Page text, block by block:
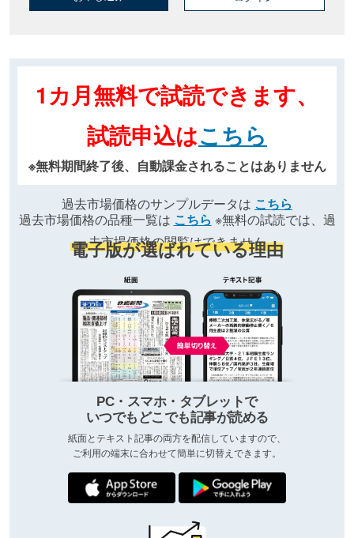
1カ月無料で試読できます、
試読申込はこちら
※無料期間終了後、自動課金されることはありません
過去市場価格のサンプルデータは こちら
過去市場価格の品種一覧は こちら ※無料の試読では、過
去市場価格の閲覧はできません
電子版が選ばれている理由
PC・スマホ・タブレットで
いつでもどこでも記事が読める
紙面とテキスト記事の両方を配信していますので、
ご利用の端末に合わせて簡単に切替えできます。